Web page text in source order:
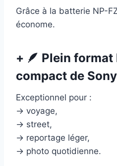
Grâce à la batterie NP-
économe.
+ 🪶 Plein format
compact de Sony
Exceptionnel pour :
→ voyage,
→ street,
→ reportage léger,
→ photo quotidienne.